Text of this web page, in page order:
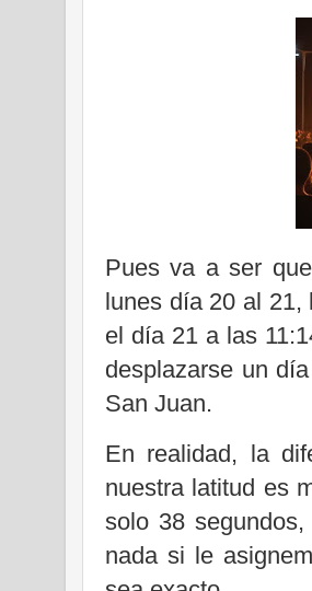
Pues va a ser
lunes día 20 al 21,
el día 21 a las
desplazarse un
San Juan.
En realidad, la
nuestra latitud es
solo 38
nada si le